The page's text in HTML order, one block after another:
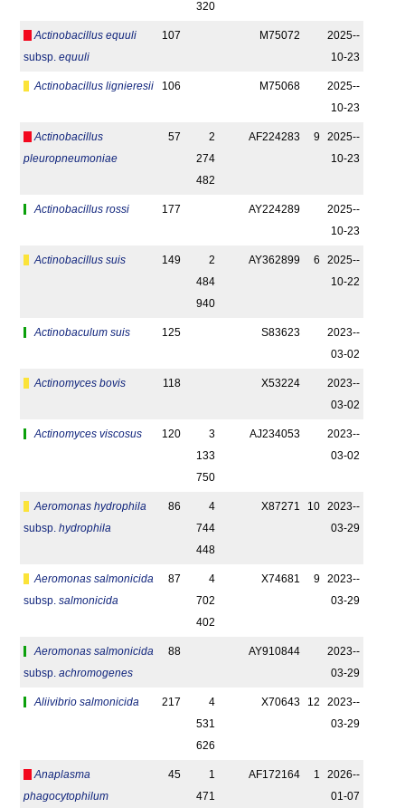
320
Actinobacillus equuli
subsp. equuli
107 M75072
2025-­
10-23
Actinobacillus lignieresii 106 M75068
2025-­
10-23
Actinobacillus
pleuropneumoniae
57
2
274
482
AF224283 9
2025-­
10-23
Actinobacillus rossi 177 AY224289
2025-­
10-23
Actinobacillus suis 149
2
484
940
AY362899 6
2025-­
10-22
Actinobaculum suis 125 S83623
2023-­
03-02
Actinomyces bovis 118 X53224
2023-­
03-02
Actinomyces viscosus 120
3
133
750
AJ234053
2023-­
03-02
Aeromonas hydrophila
subsp. hydrophila
86
4
744
448
X87271 10
2023-­
03-29
Aeromonas salmonicida
subsp. salmonicida
87
4
702
402
X74681 9
2023-­
03-29
Aeromonas salmonicida
subsp. achromogenes
88 AY910844
2023-­
03-29
Aliivibrio salmonicida 217
4
531
626
X70643 12
2023-­
03-29
Anaplasma
phagocytophilum
45
1
471
AF172164 1
2026-­
01-07